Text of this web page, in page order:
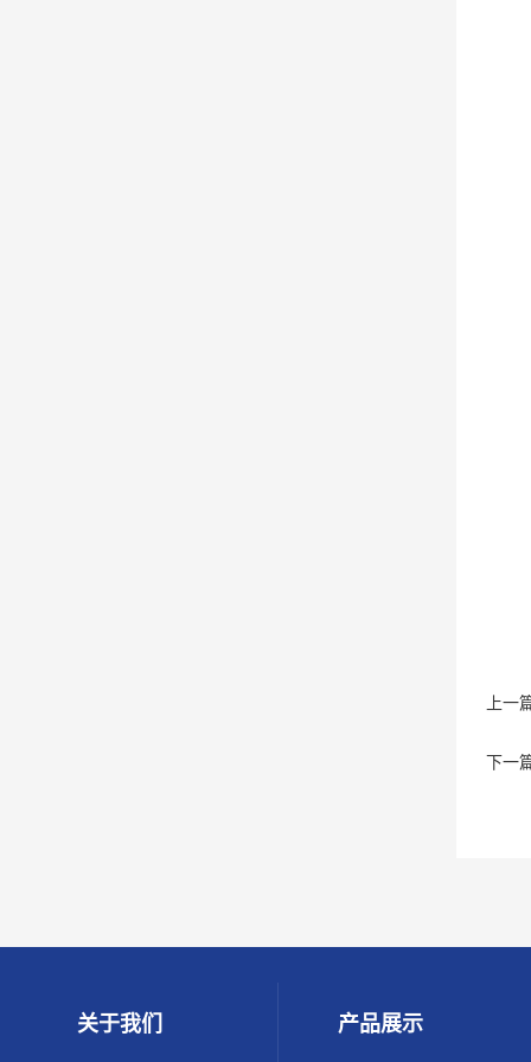
上一
下一
关于我们 产品展示